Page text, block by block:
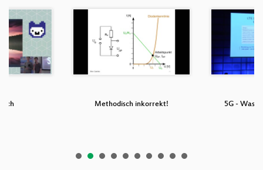
Methodisch inkorrekt! 5G - Was